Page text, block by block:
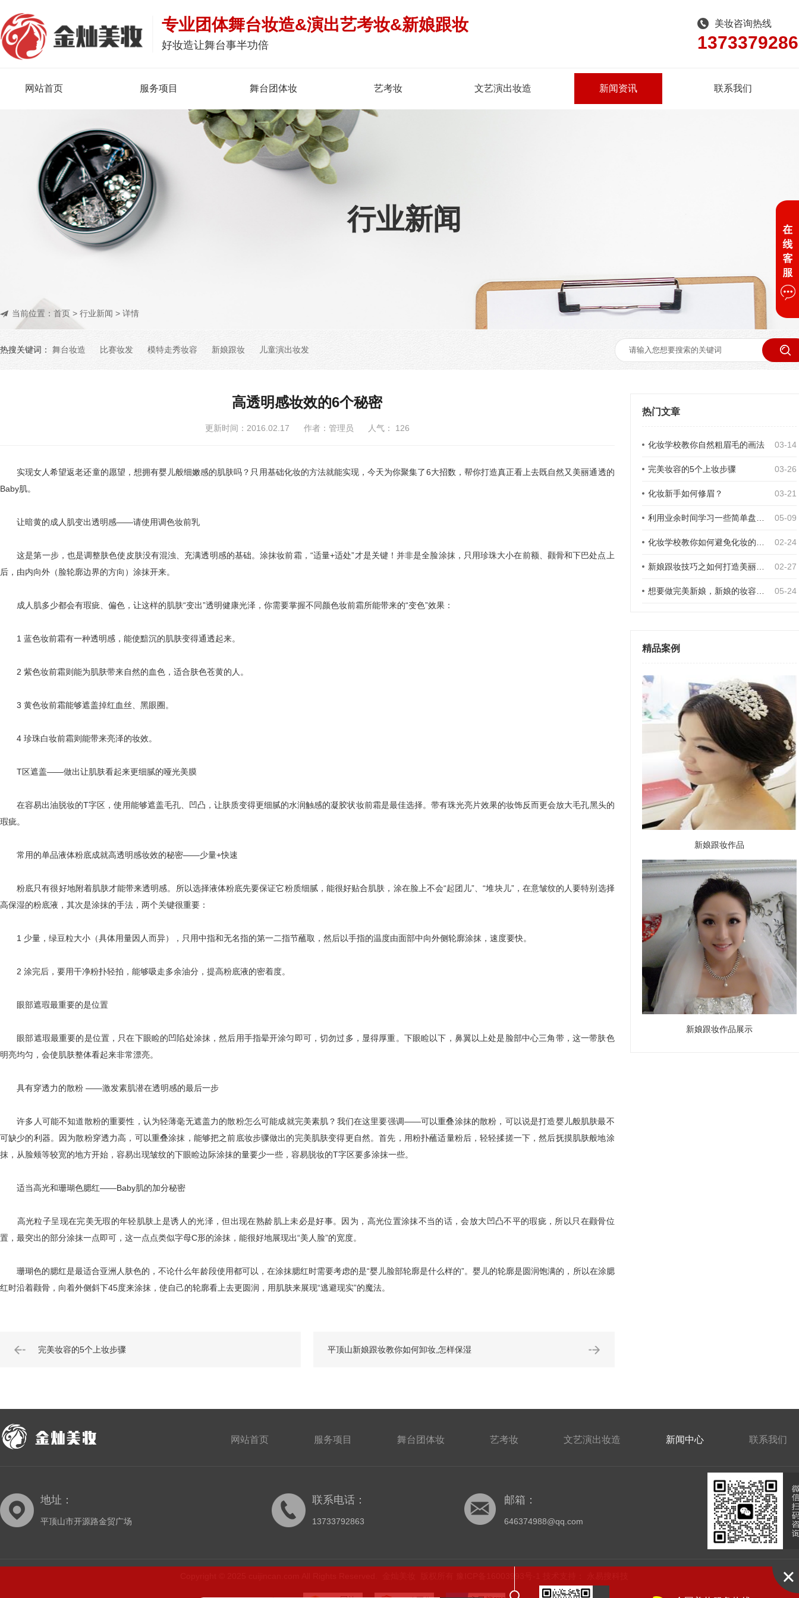
专业团体舞台妆造&演出艺考妆&新娘跟妆
好妆造让舞台事半功倍
美妆咨询热线
网站首页 服务项目 舞台团体妆 艺考妆 文艺演出妆造 新闻资讯 联系我们
行业新闻
当前位置： 首页 > 行业新闻 > 详情
热搜关键词： 舞台妆造 比赛妆发 模特走秀妆容 新娘跟妆 儿童演出妆发
高透明感妆效的6个秘密
更新时间：2016.02.17 作者：管理员 人气： 126
实现女人希望返老还童的愿望，想拥有婴儿般细嫩感的肌肤吗？只用基础化妆的方法就能实现，今天为你聚集了6大招数，帮你打造真正看上去既自然又美丽通透的
Baby肌。
让暗黄的成人肌变出透明感——请使用调色妆前乳
这是第一步，也是调整肤色使皮肤没有混浊、充满透明感的基础。涂抹妆前霜，“适量+适处”才是关键！并非是全脸涂抹，只用珍珠大小在前额、颧骨和下巴处点上
后，由内向外（脸轮廓边界的方向）涂抹开来。
成人肌多少都会有瑕疵、偏色，让这样的肌肤“变出”透明健康光泽，你需要掌握不同颜色妆前霜所能带来的“变色”效果：
1 蓝色妆前霜有一种透明感，能使黯沉的肌肤变得通透起来。
2 紫色妆前霜则能为肌肤带来自然的血色，适合肤色苍黄的人。
3 黄色妆前霜能够遮盖掉红血丝、黑眼圈。
4 珍珠白妆前霜则能带来亮泽的妆效。
T区遮盖——做出让肌肤看起来更细腻的哑光美膜
在容易出油脱妆的T字区，使用能够遮盖毛孔、凹凸，让肤质变得更细腻的水润触感的凝胶状妆前霜是最佳选择。带有珠光亮片效果的妆饰反而更会放大毛孔黑头的
瑕疵。
常用的单品液体粉底成就高透明感妆效的秘密——少量+快速
粉底只有很好地附着肌肤才能带来透明感。所以选择液体粉底先要保证它粉质细腻，能很好贴合肌肤，涂在脸上不会“起团儿”、“堆块儿”，在意皱纹的人要特别选择
高保湿的粉底液，其次是涂抹的手法，两个关键很重要：
1 少量，绿豆粒大小（具体用量因人而异），只用中指和无名指的第一二指节蘸取，然后以手指的温度由面部中向外侧轮廓涂抹，速度要快。
2 涂完后，要用干净粉扑轻拍，能够吸走多余油分，提高粉底液的密着度。
眼部遮瑕最重要的是位置
眼部遮瑕最重要的是位置，只在下眼睑的凹陷处涂抹，然后用手指晕开涂匀即可，切勿过多，显得厚重。下眼睑以下，鼻翼以上处是脸部中心三角带，这一带肤色
明亮均匀，会使肌肤整体看起来非常漂亮。
具有穿透力的散粉 ——激发素肌潜在透明感的最后一步
许多人可能不知道散粉的重要性，认为轻薄毫无遮盖力的散粉怎么可能成就完美素肌？我们在这里要强调——可以重叠涂抹的散粉，可以说是打造婴儿般肌肤最不
可缺少的利器。因为散粉穿透力高，可以重叠涂抹，能够把之前底妆步骤做出的完美肌肤变得更自然。首先，用粉扑蘸适量粉后，轻轻揉搓一下，然后抚摸肌肤般地涂
抹，从脸颊等较宽的地方开始，容易出现皱纹的下眼睑边际涂抹的量要少一些，容易脱妆的T字区要多涂抹一些。
适当高光和珊瑚色腮红——Baby肌的加分秘密
高光粒子呈现在完美无瑕的年轻肌肤上是诱人的光泽，但出现在熟龄肌上未必是好事。因为，高光位置涂抹不当的话，会放大凹凸不平的瑕疵，所以只在颧骨位
置，最突出的部分涂抹一点即可，这一点点类似字母C形的涂抹，能很好地展现出“美人脸”的宽度。
珊瑚色的腮红是最适合亚洲人肤色的，不论什么年龄段使用都可以，在涂抹腮红时需要考虑的是“婴儿脸部轮廓是什么样的”。婴儿的轮廓是圆润饱满的，所以在涂腮
红时沿着颧骨，向着外侧斜下45度来涂抹，使自己的轮廓看上去更圆润，用肌肤来展现“逃避现实”的魔法。
完美妆容的5个上妆步骤 平顶山新娘跟妆教你如何卸妆,怎样保湿
热门文章
化妆学校教你自然粗眉毛的画法 03-14
完美妆容的5个上妆步骤 03-26
化妆新手如何修眉？ 03-21
05-09
02-24
02-27
05-24
精品案例
新娘跟妆作品
新娘跟妆作品展示
网站首页 服务项目 舞台团体妆 艺考妆 文艺演出妆造 新闻中心 联系我们
地址：
平顶山市开源路金贸广场
联系电话：
13733792863
邮箱：
646374988@qq.com